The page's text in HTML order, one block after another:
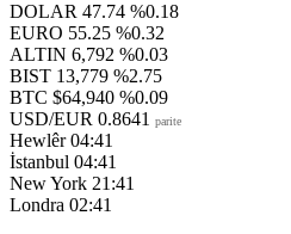
DOLAR 47.74 %0.18
EURO 55.25 %0.32
ALTIN 6,792 %0.03
BIST 13,779 %2.75
BTC $64,940 %0.09
USD/EUR 0.8641 parite
Hewlêr 04:41
İstanbul 04:41
New York 21:41
Londra 02:41